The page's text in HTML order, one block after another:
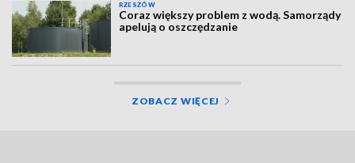
RZESZÓW
Coraz większy problem z wodą. Samorządy
apelują o oszczędzanie
ZOBACZ WIĘCEJ